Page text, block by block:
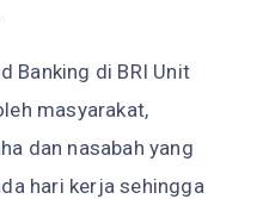
Banking di BRI Unit
masyarakat,
dan nasabah yang
hari kerja sehingga